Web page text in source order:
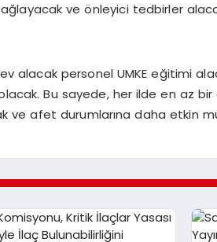
ve önleyici tedbirler
alacak personel UMKE eğitimi
Bu sayede, her ilde en az
ve afet durumlarına daha etkin